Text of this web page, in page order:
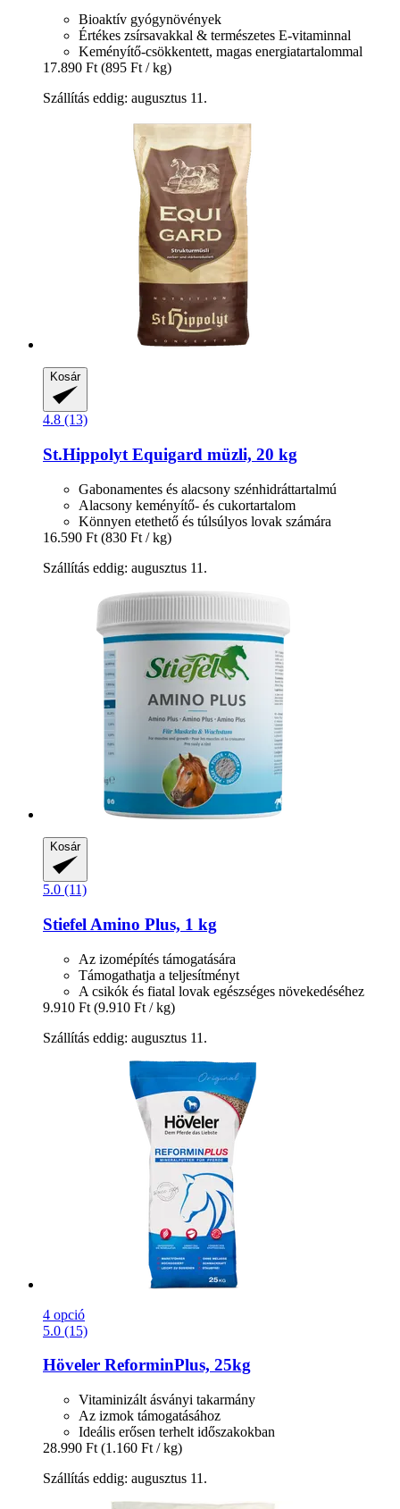
Bioaktív gyógynövények
Értékes zsírsavakkal & természetes E-vitaminnal
Keményítő-csökkentett, magas energiatartalommal
17.890 Ft (895 Ft / kg)
Szállítás eddig: augusztus 11.
Kosár
4.8 (13)
St.Hippolyt Equigard müzli, 20 kg
Gabonamentes és alacsony szénhidráttartalmú
Alacsony keményítő- és cukortartalom
Könnyen etethető és túlsúlyos lovak számára
16.590 Ft (830 Ft / kg)
Szállítás eddig: augusztus 11.
Kosár
5.0 (11)
Stiefel Amino Plus, 1 kg
Az izomépítés támogatására
Támogathatja a teljesítményt
A csikók és fiatal lovak egészséges növekedéséhez
9.910 Ft (9.910 Ft / kg)
Szállítás eddig: augusztus 11.
4 opció
5.0 (15)
Höveler ReforminPlus, 25kg
Vitaminizált ásványi takarmány
Az izmok támogatásához
Ideális erősen terhelt időszakokban
28.990 Ft (1.160 Ft / kg)
Szállítás eddig: augusztus 11.